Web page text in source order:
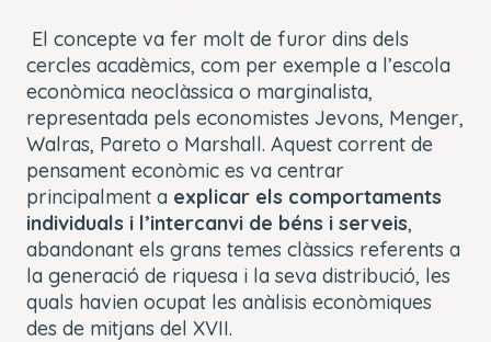
El concepte va fer molt de furor dins dels
cercles acadèmics, com per exemple a l’escola
econòmica neoclàssica o marginalista,
representada pels economistes Jevons, Menger,
Walras, Pareto o Marshall. Aquest corrent de
pensament econòmic es va centrar
principalment a explicar els comportaments
individuals i l’intercanvi de béns i serveis,
abandonant els grans temes clàssics referents a
la generació de riquesa i la seva distribució, les
quals havien ocupat les anàlisis econòmiques
des de mitjans del XVII.